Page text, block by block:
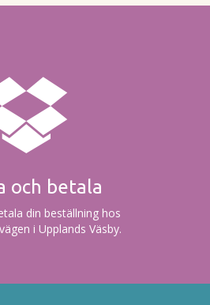
och betala
din beställning hos
i Upplands Väsby.